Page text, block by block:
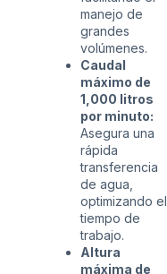
manejo de
grandes
volúmenes.
Caudal
máximo de
1,000 litros
por minuto:
Asegura una
rápida
transferencia
de agua,
optimizando el
tiempo de
trabajo.
Altura
máxima de